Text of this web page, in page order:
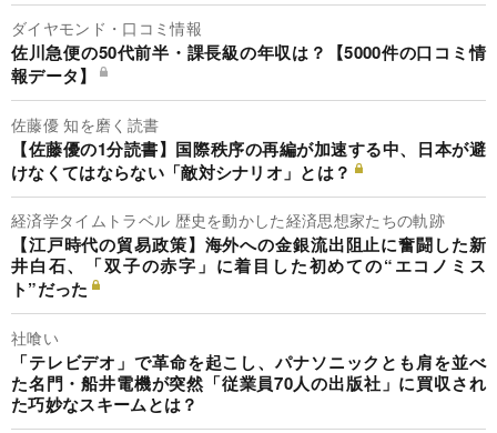
ダイヤモンド・口コミ情報
佐川急便の50代前半・課長級の年収は？【5000件の口コミ情
報データ】
佐藤優 知を磨く読書
【佐藤優の1分読書】国際秩序の再編が加速する中、日本が避
けなくてはならない「敵対シナリオ」とは？
経済学タイムトラベル 歴史を動かした経済思想家たちの軌跡
【江戸時代の貿易政策】海外への金銀流出阻止に奮闘した新
井白石、「双子の赤字」に着目した初めての“エコノミス
ト”だった
社喰い
「テレビデオ」で革命を起こし、パナソニックとも肩を並べ
た名門・船井電機が突然「従業員70人の出版社」に買収され
た巧妙なスキームとは？